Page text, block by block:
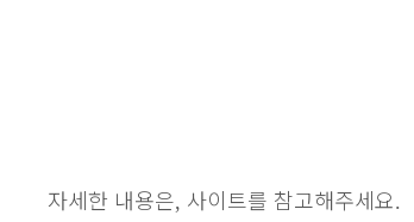
자세한 내용은, 사이트를 참고해주세요.